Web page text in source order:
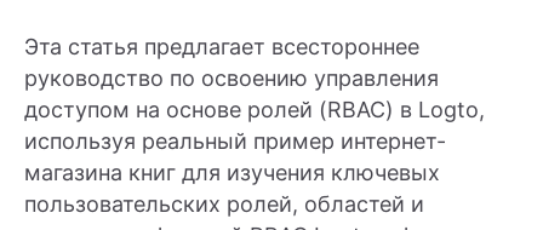
Эта статья предлагает всестороннее
руководство по освоению управления
доступом на основе ролей (RBAC) в Logto,
используя реальный пример интернет-
магазина книг для изучения ключевых
пользовательских ролей, областей и